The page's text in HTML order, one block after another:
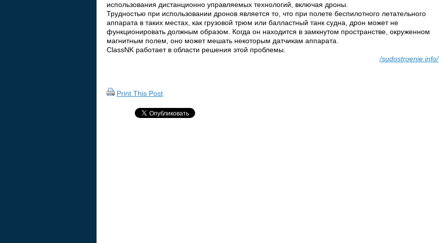
использования дистанционно управляемых технологий, включая дроны.
Трудностью при использовании дронов является то, что при полете беспилотного летательного
аппарата в таких местах, как грузовой трюм или балластный танк судна, дрон может не
функционировать должным образом. Когда он находится в замкнутом пространстве, окруженном
магнитным полем, оно может мешать некоторым датчикам аппарата.
ClassNK работает в области решения этой проблемы.
/sudostroenie.info/
Print This Post